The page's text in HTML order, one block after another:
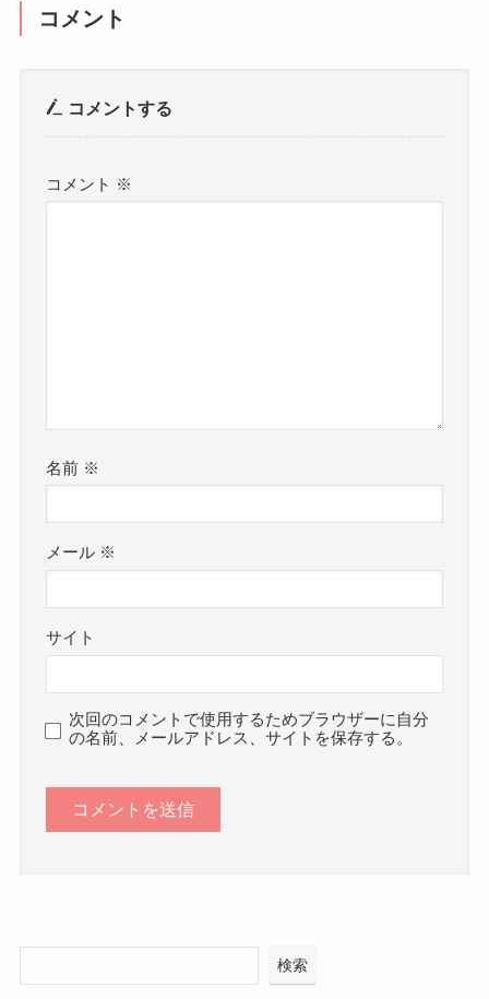
コメント
コメントする
コメント ※
名前 ※
メール ※
サイト
次回のコメントで使用するためブラウザーに自分
の名前、メールアドレス、サイトを保存する。
検索